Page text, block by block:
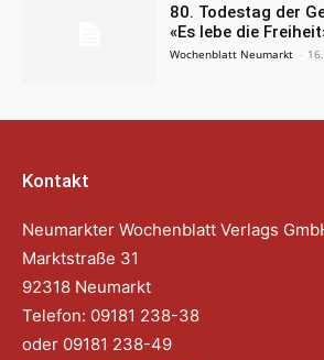
80. Todestag der
«Es lebe die
Wochenblatt Neumarkt -
Kontakt
Neumarkter Wochenblatt Verlags
Marktstraße 31
92318 Neumarkt
Telefon: 09181 238-38
oder 09181 238-49